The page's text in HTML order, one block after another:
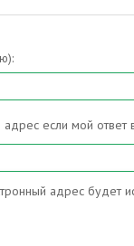
адрес если мой
адрес будет